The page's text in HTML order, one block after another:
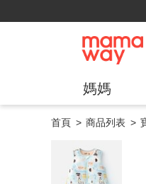
媽媽
首頁 商品列表